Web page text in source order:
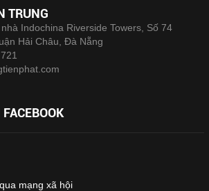
TRUNG
Indochina Riverside Towers, Số 74
Hải Châu, Đà Nẵng
mạng xã hội